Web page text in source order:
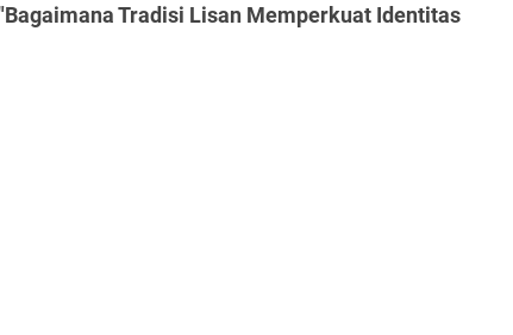
Tradisi Lisan Memperkuat Identitas